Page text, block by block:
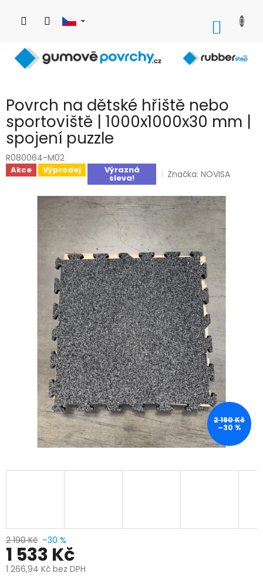
obsah
Povrch na dětské hřiště nebo
sportoviště | 1000x1000x30 mm |
spojení puzzle
R080064-M02
Akce Výprodej Výrazná
sleva! Značka:NOVISA
2 190 Kč
–30 %
2 190 Kč –30 %
1 533 Kč
1 266,94 Kč bez DPH